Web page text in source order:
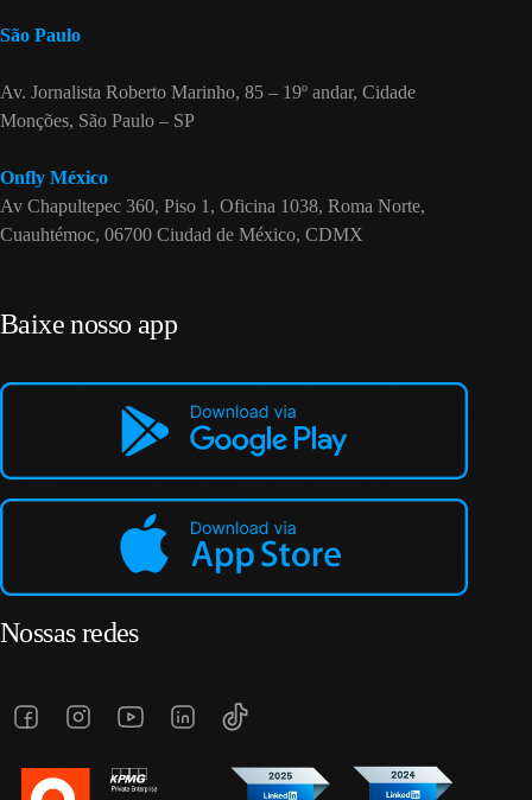
São Paulo
Av. Jornalista Roberto Marinho, 85 – 19º andar, Cidade
Monções, São Paulo – SP
Onfly México
Av Chapultepec 360, Piso 1, Oficina 1038, Roma Norte,
Cuauhtémoc, 06700 Ciudad de México, CDMX
Baixe nosso app
Nossas redes